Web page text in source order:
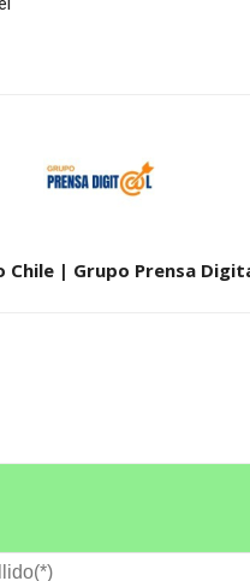
Chile | Grupo Prensa